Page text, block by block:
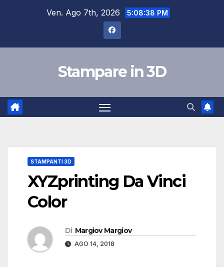
Ven. Ago 7th, 2026 5:08:39 PM
Stampare in 3D
STAMPANTI 3D
XYZprinting Da Vinci
Color
Di Margiov Margiov
AGO 14, 2018